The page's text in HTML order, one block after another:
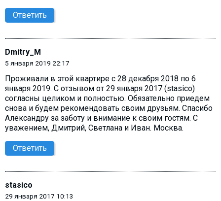
Ответить
Dmitry_M
5 января 2019 22:17
Проживали в этой квартире с 28 декабря 2018 по 6
января 2019. С отзывом от 29 января 2017 (stasico)
согласны целиком и полностью. Обязательно приедем
снова и будем рекомендовать своим друзьям. Спасибо
Александру за заботу и внимание к своим гостям. С
уважением, Дмитрий, Светлана и Иван. Москва.
Ответить
stasico
29 января 2017 10:13